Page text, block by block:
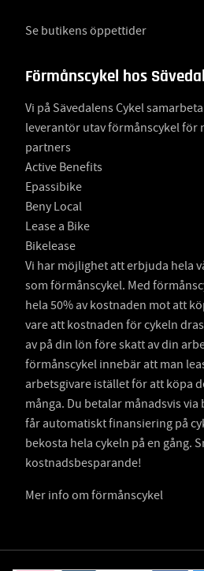
Se butikens öppettider
Förmånscykel hos
Vi på Sävedalens Cykel
leverantör utav förmånscykel för
partners
Active Benefits
Epassibike
Beny Local
Lease a Bike
Bikelease
Vi har möjlighet att erbjuda hela
som förmånscykel. Med
hela 50% av kostnaden mot att
vare att kostnaden för cykeln dras
av på din lön före skatt av din
förmånscykel innebär att man
arbetsgivare istället för att köpa
många. Du betalar månadsvis
får automatiskt finansiering på
bekosta hela cykeln på en gång.
kostnadsbesparande!
Mer info om förmånscykel